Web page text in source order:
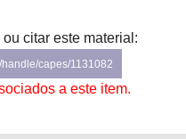
citar este material:
capes/1131082
a este item.